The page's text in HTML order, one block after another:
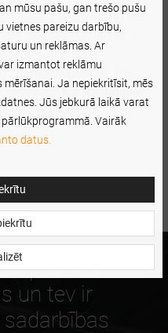
silikona stienīšus un pēc
daudzumu. Tagad
plakano galu,
pārklātā stienīša. Pēc
zobiņiem,kārtīgi atdaliet
pacelšanas un
un tev ir
mūsu pašu, gan trešo pušu
vietnes pareizu darbību,
un reklāmas. Ar
izmantot reklāmu
Ja nepiekritīsit, mēs
Jūs jebkurā laikā varat
Vairāk
datus.